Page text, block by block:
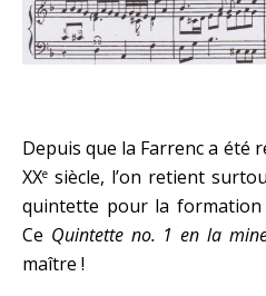
Depuis que la Farrenc a été
XXe siècle, l’on retient
quintette pour la formation
Ce Quintette no. 1 en la
maître !